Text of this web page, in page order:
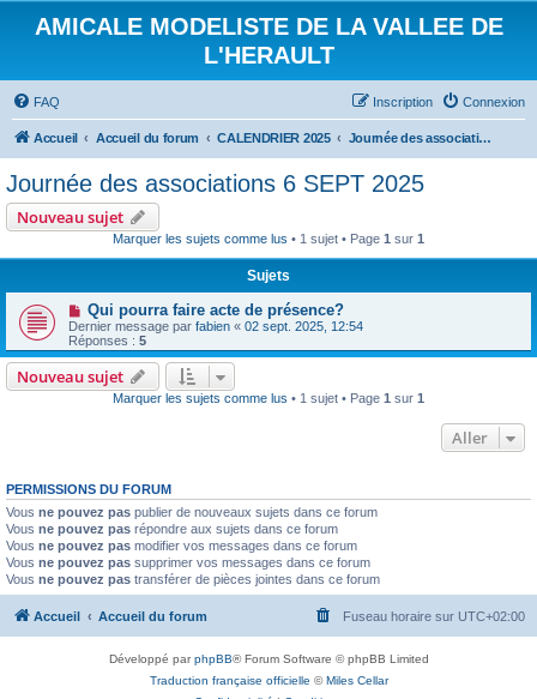
AMICALE MODELISTE DE LA VALLEE DE
L'HERAULT
FAQ Connexion
Inscription
Accueil Accueil du forum CALENDRIER 2025 Journée des associations 6 SEPT 2025
Journée des associations 6 SEPT 2025
Nouveau sujet
Marquer les sujets comme lus • 1 sujet • Page 1 sur 1
Sujets
Qui pourra faire acte de présence?
Dernier message par fabien « 02 sept. 2025, 12:54
Réponses : 5
Nouveau sujet
Marquer les sujets comme lus • 1 sujet • Page 1 sur 1
Aller
PERMISSIONS DU FORUM
Vous ne pouvez pas publier de nouveaux sujets dans ce forum
Vous ne pouvez pas répondre aux sujets dans ce forum
Vous ne pouvez pas modifier vos messages dans ce forum
Vous ne pouvez pas supprimer vos messages dans ce forum
Vous ne pouvez pas transférer de pièces jointes dans ce forum
Accueil Accueil du forum Fuseau horaire sur UTC+02:00
Développé parphpBB® Forum Software © phpBB Limited
Traduction française officielle ©Miles Cellar